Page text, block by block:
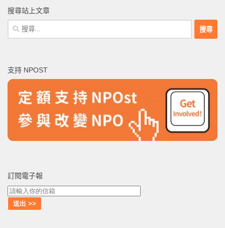
搜尋站上文章
搜
尋
字:
支持 NPOST
訂閱電子報